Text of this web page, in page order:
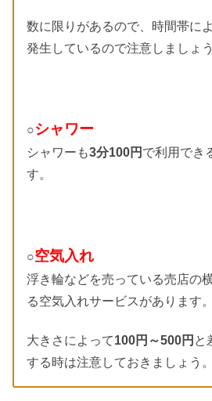
数に限りがあるので、時間帯に
発生しているので注意しましょう
○シャワー
シャワーも3分100円 で利用でき
す。
○空気入れ
浮き輪などを売っている売店の
る空気入れサービスがあります。
大きさによって100円～500円 と
する時は注意しておきましょう。